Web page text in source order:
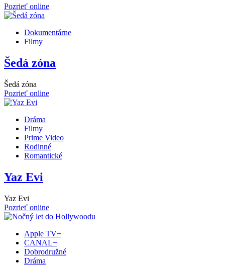
Pozrieť online
Dokumentárne
Filmy
Šedá zóna
Šedá zóna
Pozrieť online
Dráma
Filmy
Prime Video
Rodinné
Romantické
Yaz Evi
Yaz Evi
Pozrieť online
Apple TV+
CANAL+
Dobrodružné
Dráma